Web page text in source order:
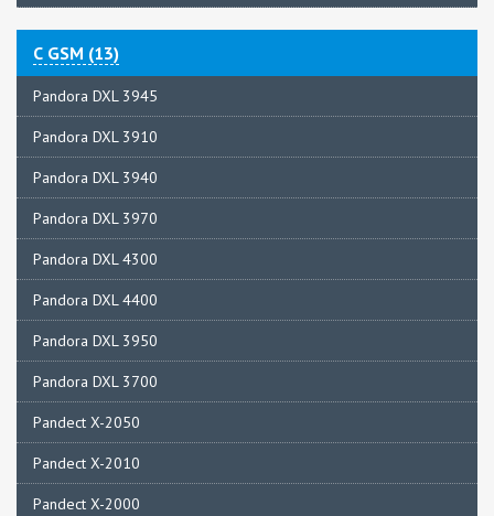
С GSM (13)
Pandora DXL 3945
Pandora DXL 3910
Pandora DXL 3940
Pandora DXL 3970
Pandora DXL 4300
Pandora DXL 4400
Pandora DXL 3950
Pandora DXL 3700
Pandect X-2050
Pandect X-2010
Pandect X-2000